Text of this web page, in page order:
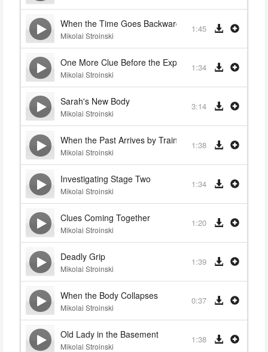
When the Time Goes Backwards
Mikolai Stroinski
1:45
One More Clue Before the Explosion
Mikolai Stroinski
1:34
Sarah's New Body
Mikolai Stroinski
3:14
When the Past Arrives by Train
Mikolai Stroinski
1:38
Investigating Stage Two
Mikolai Stroinski
1:34
Clues Coming Together
Mikolai Stroinski
1:20
Deadly Grip
Mikolai Stroinski
1:39
When the Body Collapses
Mikolai Stroinski
0:37
Old Lady in the Basement
Mikolai Stroinski
1:38